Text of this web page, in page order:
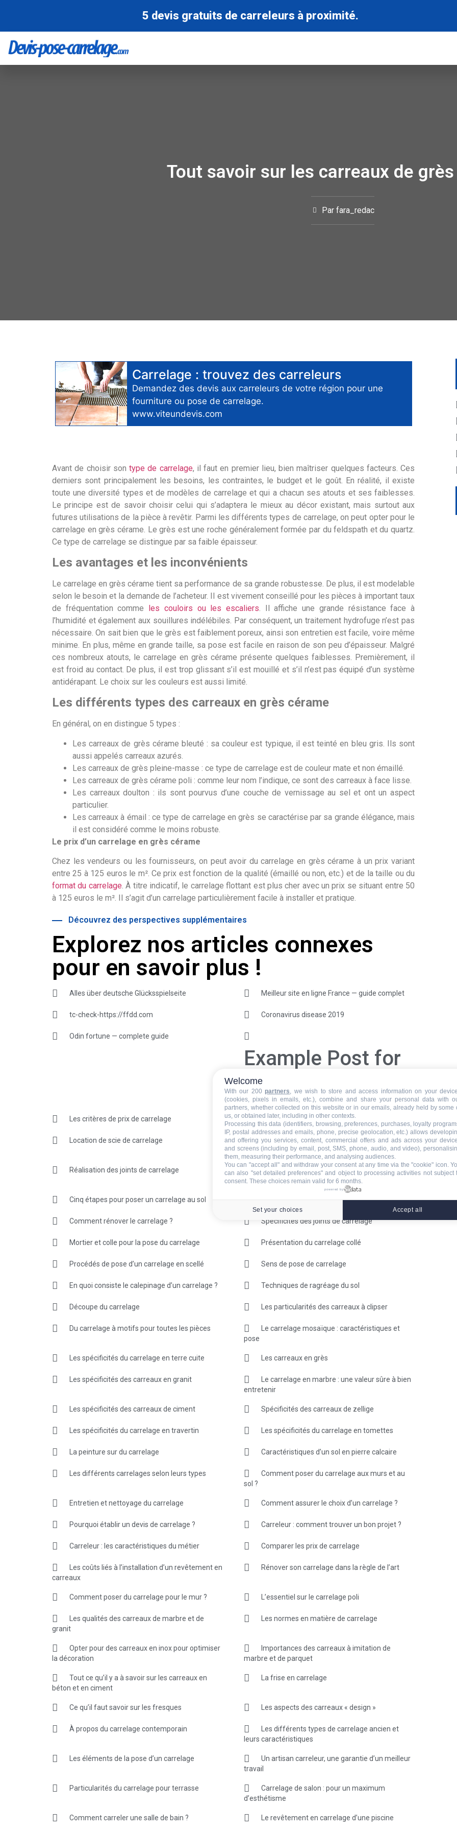
5 devis gratuits de carreleurs à proximité.
Tout savoir sur les carreaux de
Par fara_redac
Carrelage : trouvez des carreleurs
Demandez des devis aux carreleurs de votre région pour une
fourniture ou pose de carrelage.
www.viteundevis.com
Avant de choisir son type de carrelage, il faut en premier lieu, bien maîtriser quelques facteurs. Ces
derniers sont principalement les besoins, les contraintes, le budget et le goût. En réalité, il existe
toute une diversité types et de modèles de carrelage et qui a chacun ses atouts et ses faiblesses.
Le principe est de savoir choisir celui qui s’adaptera le mieux au décor existant, mais surtout aux
futures utilisations de la pièce à revêtir. Parmi les différents types de carrelage, on peut opter pour le
carrelage en grès cérame. Le grès est une roche généralement formée par du feldspath et du quartz.
Ce type de carrelage se distingue par sa faible épaisseur.
Les avantages et les inconvénients
Le carrelage en grès cérame tient sa performance de sa grande robustesse. De plus, il est modelable
selon le besoin et la demande de l’acheteur. Il est vivement conseillé pour les pièces à important taux
de fréquentation comme les couloirs ou les escaliers. Il affiche une grande résistance face à
l’humidité et également aux souillures indélébiles. Par conséquent, un traitement hydrofuge n’est pas
nécessaire. On sait bien que le grès est faiblement poreux, ainsi son entretien est facile, voire même
minime. En plus, même en grande taille, sa pose est facile en raison de son peu d’épaisseur. Malgré
ces nombreux atouts, le carrelage en grès cérame présente quelques faiblesses. Premièrement, il
est froid au contact. De plus, il est trop glissant s’il est mouillé et s’il n’est pas équipé d’un système
antidérapant. Le choix sur les couleurs est aussi limité.
Les différents types des carreaux en grès cérame
En général, on en distingue 5 types :
Les carreaux de grès cérame bleuté : sa couleur est typique, il est teinté en bleu gris. Ils sont
aussi appelés carreaux azurés.
Les carreaux de grès pleine-masse : ce type de carrelage est de couleur mate et non émaillé.
Les carreaux de grès cérame poli : comme leur nom l’indique, ce sont des carreaux à face lisse.
Les carreaux doulton : ils sont pourvus d’une couche de vernissage au sel et ont un aspect
particulier.
Les carreaux à émail : ce type de carrelage en grès se caractérise par sa grande élégance, mais
il est considéré comme le moins robuste.
Le prix d’un carrelage en grès cérame
Chez les vendeurs ou les fournisseurs, on peut avoir du carrelage en grès cérame à un prix variant
entre 25 à 125 euros le m². Ce prix est fonction de la qualité (émaillé ou non, etc.) et de la taille ou du
format du carrelage. À titre indicatif, le carrelage flottant est plus cher avec un prix se situant entre 50
à 125 euros le m². Il s’agit d’un carrelage particulièrement facile à installer et pratique.
Découvrez des perspectives supplémentaires
Explorez nos articles connexes
pour en savoir plus !
Alles über deutsche Glücksspielseite Meilleur site en ligne France — guide complet
tc-check-https://ffdd.com Coronavirus disease 2019
Odin fortune — complete guide
Example Post for
WordPress
Les critères de prix de carrelage Paramètres de prix de la pose de carrelage
Location de scie de carrelage
Carrelage Easy 4 + : la solution de carrelage de
sol facile
Réalisation des joints de carrelage
Astuces et conseils pour pose de carrelage au
mur
Cinq étapes pour poser un carrelage au sol Prévention contre la fissuration des carrelages
Comment rénover le carrelage ? Spécificités des joints de carrelage
Mortier et colle pour la pose du carrelage Présentation du carrelage collé
Procédés de pose d’un carrelage en scellé Sens de pose de carrelage
En quoi consiste le calepinage d’un carrelage ? Techniques de ragréage du sol
Découpe du carrelage Les particularités des carreaux à clipser
Du carrelage à motifs pour toutes les pièces
Le carrelage mosaïque : caractéristiques et
pose
Les spécificités du carrelage en terre cuite Les carreaux en grès
Les spécificités des carreaux en granit
Le carrelage en marbre : une valeur sûre à bien
entretenir
Les spécificités des carreaux de ciment Spécificités des carreaux de zellige
Les spécificités du carrelage en travertin Les spécificités du carrelage en tomettes
La peinture sur du carrelage Caractéristiques d’un sol en pierre calcaire
Les différents carrelages selon leurs types
Comment poser du carrelage aux murs et au
sol ?
Entretien et nettoyage du carrelage Comment assurer le choix d’un carrelage ?
Pourquoi établir un devis de carrelage ? Carreleur : comment trouver un bon projet ?
Carreleur : les caractéristiques du métier Comparer les prix de carrelage
Les coûts liés à l’installation d’un revêtement en
carreaux
Rénover son carrelage dans la règle de l’art
Comment poser du carrelage pour le mur ? L’essentiel sur le carrelage poli
Les qualités des carreaux de marbre et de
granit
Les normes en matière de carrelage
Opter pour des carreaux en inox pour optimiser
la décoration
Importances des carreaux à imitation de
marbre et de parquet
Tout ce qu’il y a à savoir sur les carreaux en
béton et en ciment
La frise en carrelage
Ce qu’il faut savoir sur les fresques Les aspects des carreaux « design »
À propos du carrelage contemporain
Les différents types de carrelage ancien et
leurs caractéristiques
Les éléments de la pose d’un carrelage
Un artisan carreleur, une garantie d’un meilleur
travail
Particularités du carrelage pour terrasse
Carrelage de salon : pour un maximum
d’esthétisme
Comment carreler une salle de bain ? Le revêtement en carrelage d’une piscine
Welcome
With our 200 partners, we wish to store and access information on your
(cookies, pixels in emails, etc.), combine and share your personal data with
partners, whether collected on this website or in our emails, already held by some
us, or obtained later, including in other contexts.
Processing this data (identifiers, browsing, preferences, purchases, loyalty
IP, postal addresses and emails, phone, precise geolocation, etc.) allows
and offering you services, content, commercial offers and ads across your
and screens (including by email, post, SMS, phone, audio, and video),
them, measuring their performance, and analysing audiences.
You can "accept all" and withdraw your consent at any time via the "cookie" icon.
can also "set detailed preferences" and object to processing activities not subject
consent. These choices remain valid for 6 months.
powered by
Set your choices Accept all